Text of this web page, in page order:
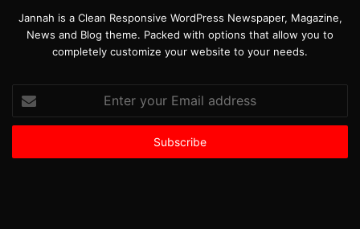
Jannah is a Clean Responsive WordPress Newspaper, Magazine,
News and Blog theme. Packed with options that allow you to
completely customize your website to your needs.
your
Email